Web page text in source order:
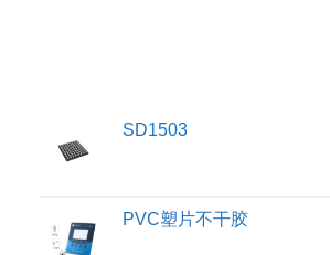
SD1503
PVC塑片不干胶